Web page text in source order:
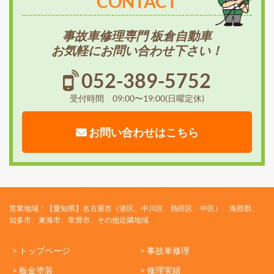
事故車修理専門 板倉自動車
お気軽にお問い合わせ下さい！
052-389-5752
受付時間 09:00〜19:00(日曜定休)
お問い合わせはこちら
営業地域：【愛知県】名古屋市（港区、中川区、熱田区、中区）、海部郡、
知多市、東海市、常滑市、その他近隣地域
> トップページ
> 事故車修理
> 板金塗装
> 修理実績